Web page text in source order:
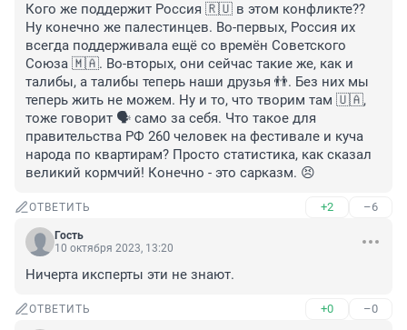
Кого же поддержит Россия 🇷🇺 в этом конфликте??
Ну конечно же палестинцев. Во-первых, Россия их
всегда поддерживала ещё со времён Советского
Союза 🇲🇦. Во-вторых, они сейчас такие же, как и
талибы, а талибы теперь наши друзья 👬. Без них мы
теперь жить не можем. Ну и то, что творим там 🇺🇦,
тоже говорит 🗣 само за себя. Что такое для
правительства РФ 260 человек на фестивале и куча
народа по квартирам? Просто статистика, как сказал
великий кормчий! Конечно - это сарказм. 😣
ОТВЕТИТЬ +2 –6
Гость
10 октября 2023, 13:20
Ничерта иксперты эти не знают.
ОТВЕТИТЬ +0 –0